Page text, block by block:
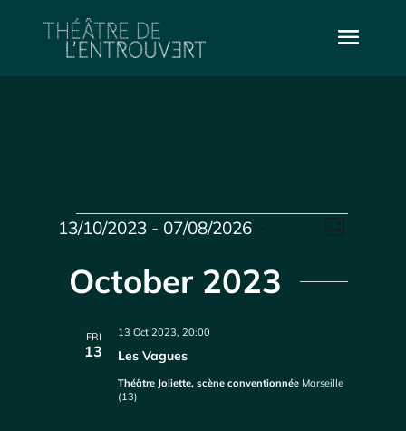
Events
13/10/2023 - 07/08/2026
October 2023
FRI
13 Les Vagues
13 Oct 2023, 20:00
Théâtre Joliette, scène conventionnée Marseille
(13)